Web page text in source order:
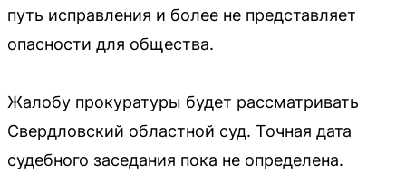
путь исправления и более не представляет
опасности для общества.
Жалобу прокуратуры будет рассматривать
Свердловский областной суд. Точная дата
судебного заседания пока не определена.